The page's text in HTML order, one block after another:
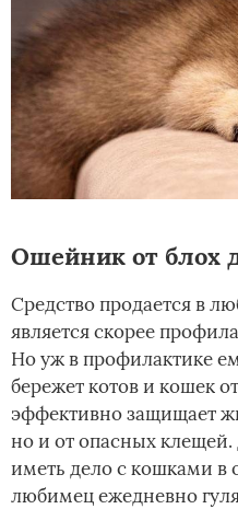
Ошейник от блох
Средство продается в
является скорее
Но уж в профилактике
бережет котов и кошек
эффективно защищает
но и от опасных
иметь дело с кошками в
любимец ежедневно